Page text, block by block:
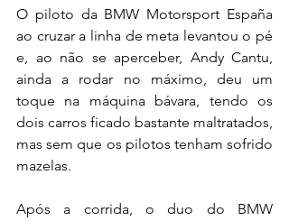
O piloto da BMW Motorsport España
ao cruzar a linha de meta levantou o pé
e, ao não se aperceber, Andy Cantu,
ainda a rodar no máximo, deu um
toque na máquina bávara, tendo os
dois carros ficado bastante maltratados,
mas sem que os pilotos tenham sofrido
mazelas.
Após a corrida, o duo do BMW